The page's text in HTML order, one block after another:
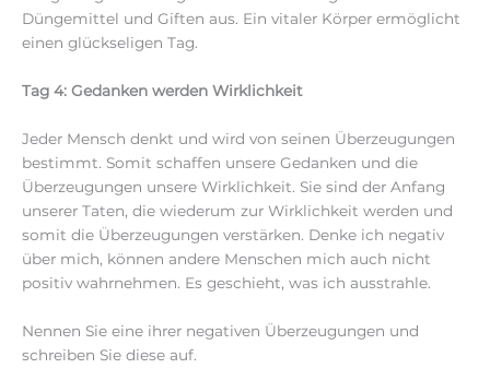
Düngemittel und Giften aus. Ein vitaler Körper ermöglicht
einen glückseligen Tag.
Tag 4: Gedanken werden Wirklichkeit
Jeder Mensch denkt und wird von seinen Überzeugungen
bestimmt. Somit schaffen unsere Gedanken und die
Überzeugungen unsere Wirklichkeit. Sie sind der Anfang
unserer Taten, die wiederum zur Wirklichkeit werden und
somit die Überzeugungen verstärken. Denke ich negativ
über mich, können andere Menschen mich auch nicht
positiv wahrnehmen. Es geschieht, was ich ausstrahle.
Nennen Sie eine ihrer negativen Überzeugungen und
schreiben Sie diese auf.